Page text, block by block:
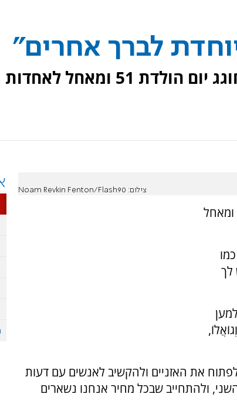
ראש הממשלה לשעבר נפתלי בנט חוגג יום הולדת 51 ומאחל לאחדות
צילום: Noam Revkin Fenton/Flash90
ראש הממשלה לשעבר נפתלי בנט חוגג יום הולדת 51 ומאחל
כמו
לך
את האזניים ולהקשיב לאנשים עם דעות
ולהתחייב שבכל מחיר אנחנו נשארים